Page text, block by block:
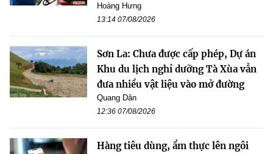
Hoàng Hưng
13:14 07/08/2026
Sơn La: Chưa được cấp phép, Dự án
Khu du lịch nghỉ dưỡng Tà Xùa vẫn
đưa nhiều vật liệu vào mở đường
Quang Dân
12:36 07/08/2026
Hàng tiêu dùng, ẩm thực lên ngôi